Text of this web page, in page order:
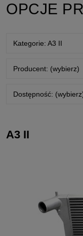
OPCJE
Kategorie: A3 II
Producent: (wybierz)
Dostępność:
A3 II